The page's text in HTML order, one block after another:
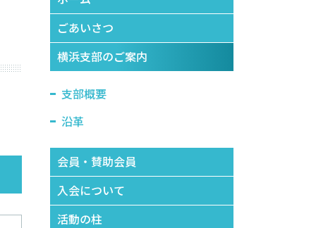
ごあいさつ
横浜支部のご案内
支部概要
沿革
会員・賛助会員
入会について
活動の柱